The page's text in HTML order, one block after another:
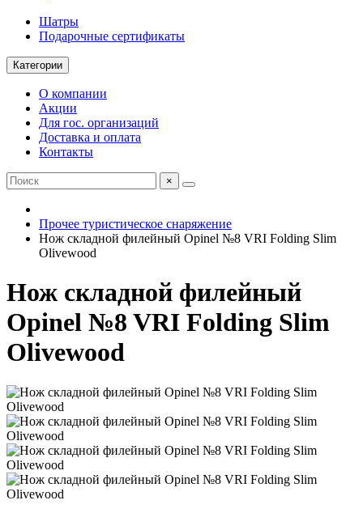
Шатры
Подарочные сертификаты
Категории
О компании
Акции
Для гос. организаций
Доставка и оплата
Контакты
×
Прочее туристическое снаряжение
Нож складной филейный Opinel №8 VRI Folding Slim
Olivewood
Нож складной филейный
Opinel №8 VRI Folding Slim
Olivewood